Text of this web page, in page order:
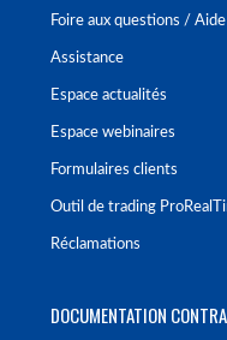
Foire aux questions / Aide
Assistance
Espace actualités
Espace webinaires
Formulaires clients
Outil de trading
Réclamations
DOCUMENTATION